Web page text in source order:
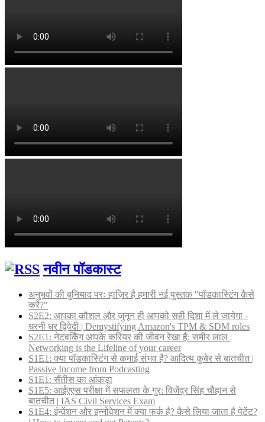
नवीन पॉडकास्ट
अनुभवों की बुनियाद परः हाज़िर है हमारी नई पुस्तक "पॉडकास्टिंग कैसे
करें?"
S2E2: आपका कौशल और जुनून ही आपको सही दिशा में ले जायेगा -
धरनी धर द्विवेदी | Demystifying Amazon's TPM & SDM roles
S2E1: नेटवर्किंग आपके करियर की जीवन रेखा है: समीर लाल |
Networking is the Lifeline of your career
S1E1: क्या पॉडकास्टिंग से कमाई संभव है? आदित्य कुबेर से बातचीत |
Passive Income from Podcasting
S1E1: सैंतीस का आंकड़ा
S1E5: आईएएस परीक्षा में सफलता के गुर: विजेंद्र सिंह चौहान से
बातचीत | IAS Civil Services Exam
S1E4: इंन्वेंशन और इन्नोवेशन में क्या फर्क है? कैसे लिया जाता है पेटेंट?